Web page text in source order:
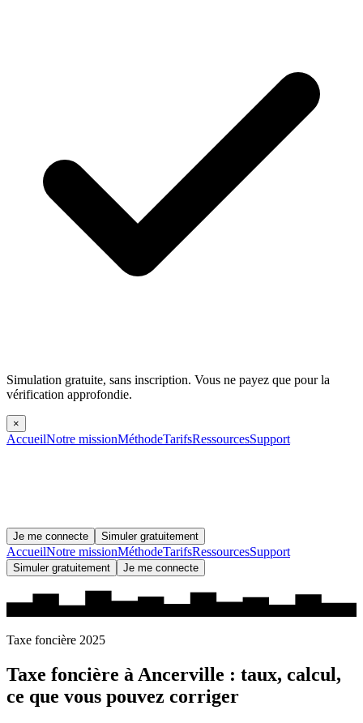
Simulation gratuite, sans inscription. Vous ne payez que pour la
vérification approfondie.
×
AccueilNotre missionMéthodeTarifsRessourcesSupport
Je me connecte Simuler gratuitement
AccueilNotre missionMéthodeTarifsRessourcesSupport
Simuler gratuitement Je me connecte
Taxe foncière 2025
Taxe foncière àAncerville : taux, calcul,
ce que vous pouvez corriger